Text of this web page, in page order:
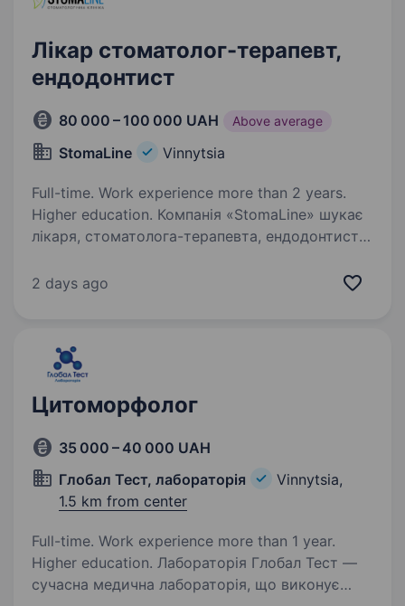
Лікар стоматолог-терапевт,
ендодонтист
80 000 – 100 000 UAH Above average
StomaLine Vinnytsia
Full-time. Work experience more than 2 years.
Higher education. Компанія «StomaLine» шукає
лікаря, стоматолога-терапевта, ендодонтиста,
Вимоги: вища освіта зі спеціальності
2 days ago
Цитоморфолог
35 000 – 40 000 UAH
Глобал Тест, лабораторія
Vinnytsia,
1.5 km from center
Full-time. Work experience more than 1 year.
Higher education. Лабораторія Глобал Тест —
сучасна медична лабораторія, що виконує